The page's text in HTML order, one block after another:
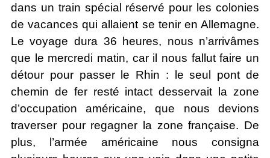
dans un train spécial réservé pour les colonies
de vacances qui allaient se tenir en Allemagne.
Le voyage dura 36 heures, nous n’arrivâmes
que le mercredi matin, car il nous fallut faire un
détour pour passer le Rhin : le seul pont de
chemin de fer resté intact desservait la zone
d’occupation américaine, que nous devions
traverser pour regagner la zone française. De
plus, l’armée américaine nous consigna